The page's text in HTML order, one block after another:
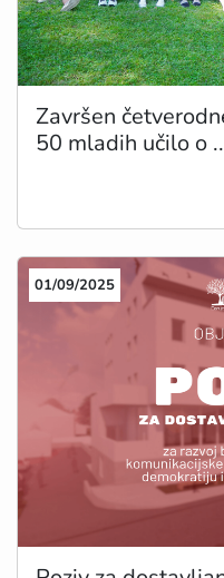
Završen
50 mladih učilo o
01/09/2025